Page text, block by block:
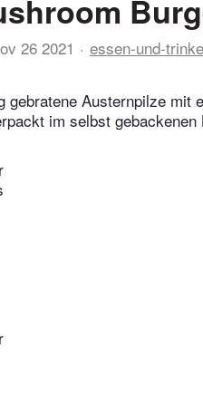
26 2021 essen-und-
gebratene Austernpilze mit
im selbst gebackenen